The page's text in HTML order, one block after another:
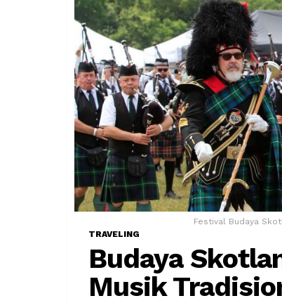
Festival Budaya
TRAVELING
Budaya
Musik